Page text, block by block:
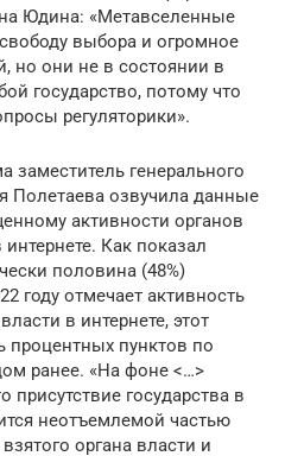
Юдина: «Метавселенные
выбора и огромное
но они не в состоянии в
государство, потому что
регуляторики».
генерального
Полетаева озвучила данные
активности органов
Как показал
половина (48%)
году отмечает активность
в интернете, этот
процентных пунктов по
ранее. «На фоне <…>
присутствие государства в
неотъемлемой частью
органа власти и